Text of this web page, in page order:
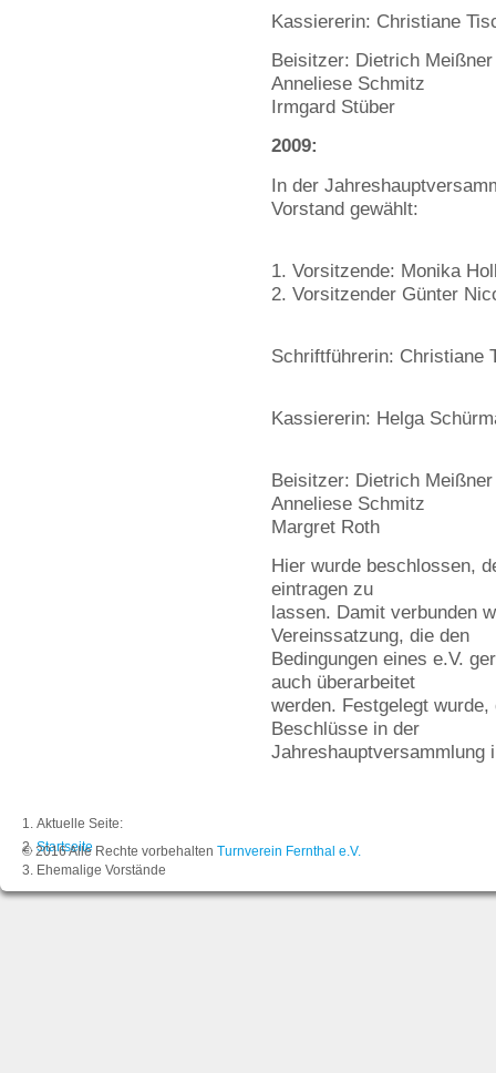
Kassiererin: Christiane
Beisitzer: Dietrich Meißner
Anneliese Schmitz
Irmgard Stüber
2009:
In der
Vorstand gewählt:
1. Vorsitzende: Monika
2. Vorsitzender Günter
Schriftführerin: Christiane
Kassiererin: Helga
Beisitzer: Dietrich Meißner
Anneliese Schmitz
Margret Roth
Hier wurde beschlossen,
eintragen zu
lassen. Damit verbunden
Vereinssatzung, die den
Bedingungen eines e.V.
auch überarbeitet
werden. Festgelegt
Beschlüsse in der
Jahreshauptversammlung
Aktuelle Seite:
Startseite
Ehemalige Vorstände
© 2016 Alle Rechte vorbehalten Turnverein Fernthal e.V.